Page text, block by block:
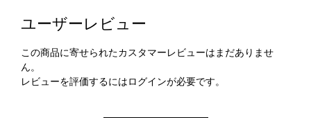
ユーザーレビュー
この商品に寄せられたカスタマーレビューはまだありませ
ん。
レビューを評価するには ログインが必要です。